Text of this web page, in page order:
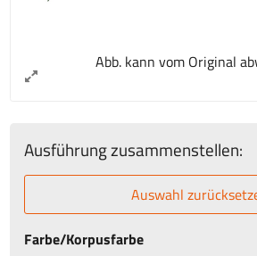
Abb. kann vom Original
Ausführung zusammenstellen:
Auswahl
Farbe/Korpusfarbe